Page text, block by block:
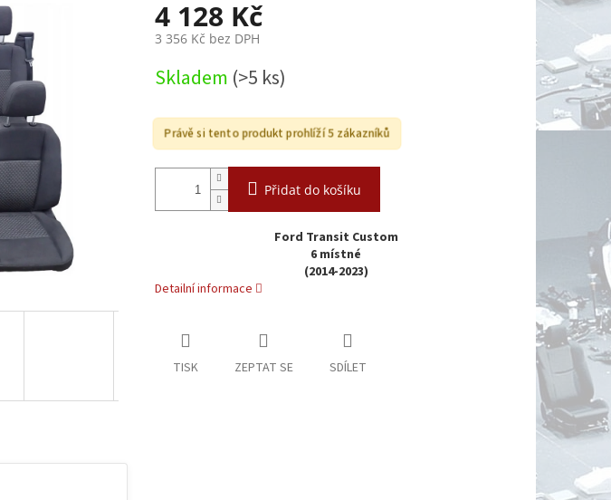
4 128 Kč
3 356 Kč bez DPH
cena:
Skladem (>5 ks)
Právě si tento produkt prohlíží 5 zákazníků
Přidat do košíku
Ford Transit Custom
6 místné
(2014-2023)
Detailní informace
TISK ZEPTAT SE SDÍLET